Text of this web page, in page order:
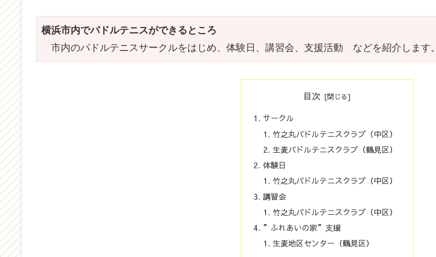
横浜市内でパドルテニスができるところ
市内のパドルテニスサークルをはじめ、体験日、講習会、支援活動　などを紹介します
目次
サークル
竹之丸パドルテニスクラブ（中区）
生麦パドルテニスクラブ（鶴見区）
体験日
竹之丸パドルテニスクラブ（中区）
講習会
竹之丸パドルテニスクラブ（中区）
”ふれあいの家”支援
生麦地区センター（鶴見区）